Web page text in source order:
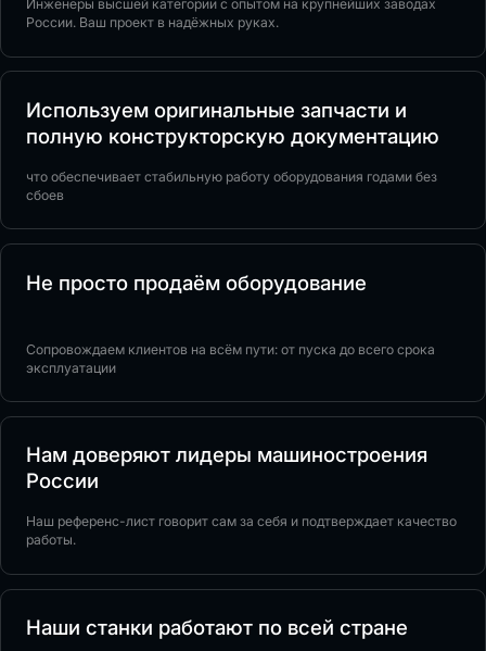
Инженеры высшей категории с опытом на крупнейших заводах
России. Ваш проект в надёжных руках.
Используем оригинальные запчасти и
полную конструкторскую документацию
что обеспечивает стабильную работу оборудования годами без
сбоев
Не просто продаём оборудование
Сопровождаем клиентов на всём пути: от пуска до всего срока
эксплуатации
Нам доверяют лидеры машиностроения
России
Наш референс-лист говорит сам за себя и подтверждает качество
работы.
Наши станки работают по всей стране